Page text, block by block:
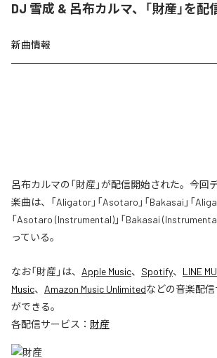
DJ 雪成 & 呂布カルマ、「財産」を配
新曲情報
呂布カルマの「財産」が配信開始された。今回
楽曲は、「Aligator」「Asotaro」「Bakasai」「
「Asotaro (Instrumental)」「Bakasai
っている。
なお「財産」は、 Apple Music、 Spotify、 LINE
Music、 Amazon Music Unlimitedなどの音楽配
ができる。
各配信サービス： 財産